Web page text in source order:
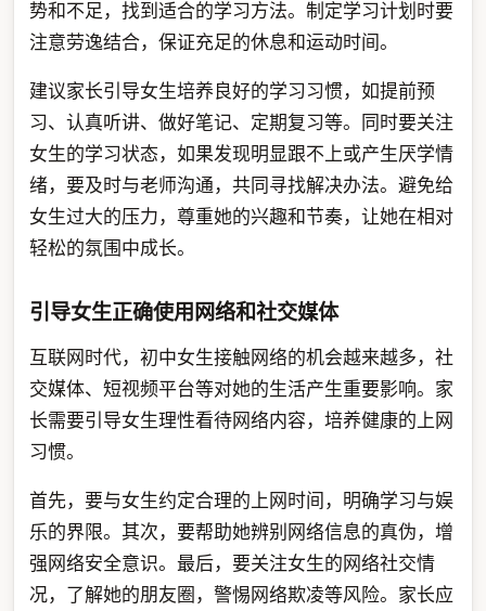
势和不足，找到适合的学习方法。制定学习计划时要
注意劳逸结合，保证充足的休息和运动时间。
建议家长引导女生培养良好的学习习惯，如提前预
习、认真听讲、做好笔记、定期复习等。同时要关注
女生的学习状态，如果发现明显跟不上或产生厌学情
绪，要及时与老师沟通，共同寻找解决办法。避免给
女生过大的压力，尊重她的兴趣和节奏，让她在相对
轻松的氛围中成长。
引导女生正确使用网络和社交媒体
互联网时代，初中女生接触网络的机会越来越多，社
交媒体、短视频平台等对她的生活产生重要影响。家
长需要引导女生理性看待网络内容，培养健康的上网
习惯。
首先，要与女生约定合理的上网时间，明确学习与娱
乐的界限。其次，要帮助她辨别网络信息的真伪，增
强网络安全意识。最后，要关注女生的网络社交情
况，了解她的朋友圈，警惕网络欺凌等风险。家长应